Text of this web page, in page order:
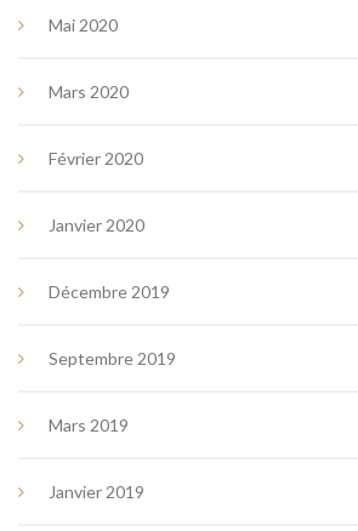
Mai 2020
Mars 2020
Février 2020
Janvier 2020
Décembre 2019
Septembre 2019
Mars 2019
Janvier 2019